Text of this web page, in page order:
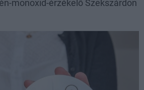
monoxid-érzékelő Szekszárdon